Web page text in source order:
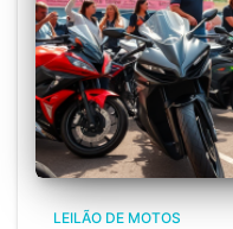
LEILÃO DE MOTOS